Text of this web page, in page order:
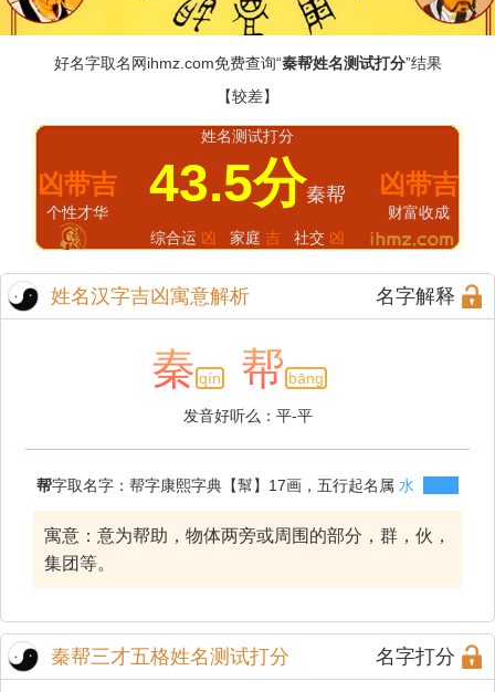
好名字取名网ihmz.com免费查询“秦帮姓名测试打分”结果
【较差】
凶带吉
个性才华
姓名测试打分
43.5分秦帮
综合运 凶 家庭 吉 社交 凶
凶带吉
财富收成
姓名汉字吉凶寓意解析 名字解释
秦 qín 帮 bāng
发音好听么：平-平
帮字取名字：帮字康熙字典【幫】17画，五行起名属 水
寓意：意为帮助，物体两旁或周围的部分，群，伙，
集团等。
秦帮三才五格姓名测试打分 名字打分